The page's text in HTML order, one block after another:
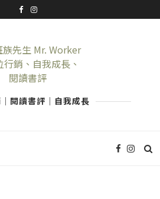
閱讀書評｜自我成長